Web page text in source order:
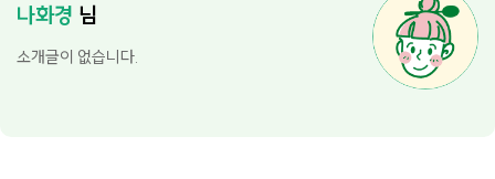
나화경 님
소개글이 없습니다.